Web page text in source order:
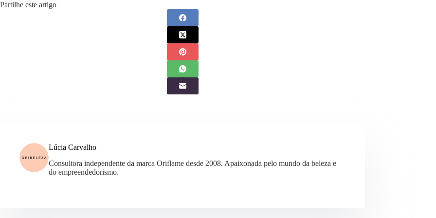
Partilhe este artigo
Lúcia Carvalho
Consultora independente da marca Oriflame desde 2008. Apaixonada pelo mundo da beleza e
do empreendedorismo.